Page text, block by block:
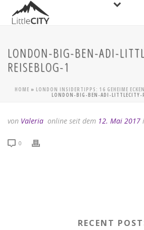
LONDON-BIG-BEN-ADI-
REISEBLOG-1
HOME » LONDON INSIDERTIPPS: 16 GEHEIME
LONDON-BIG-BEN-ADI-LITTLECITY-
von Valeria online seit dem 12. Mai 2017
0
RECENT